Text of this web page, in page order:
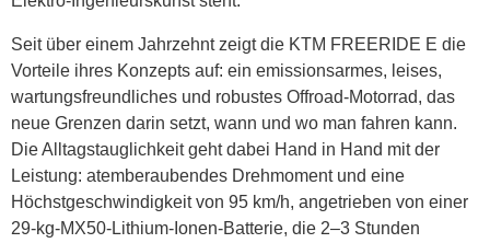
Seit über einem Jahrzehnt zeigt die KTM FREERIDE E die
Vorteile ihres Konzepts auf: ein emissionsarmes, leises,
wartungsfreundliches und robustes Offroad‑Motorrad, das
neue Grenzen darin setzt, wann und wo man fahren kann.
Die Alltagstauglichkeit geht dabei Hand in Hand mit der
Leistung: atemberaubendes Drehmoment und eine
Höchstgeschwindigkeit von 95 km/h, angetrieben von einer
29‑kg‑MX50‑Lithium-Ionen‑Batterie, die 2–3 Stunden